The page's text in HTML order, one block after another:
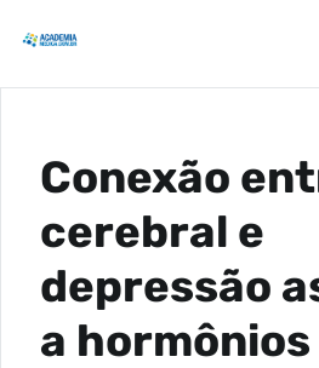
Conexão
cerebral e
depressão
a hormônios